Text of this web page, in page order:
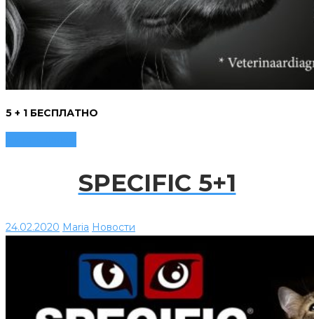
5 + 1 БЕСПЛАТНО
SPECIFIC 5+1
24.02.2020 Maria Новости